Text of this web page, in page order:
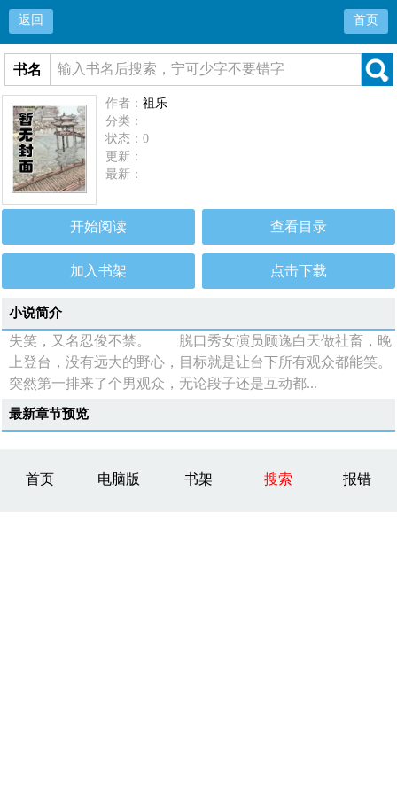
返回 首页
书名
作者：祖乐
分类：
状态：0
更新：
最新：
开始阅读 查看目录
加入书架 点击下载
小说简介
失笑，又名忍俊不禁。 脱口秀女演员顾逸白天做社畜，晚
上登台，没有远大的野心，目标就是让台下所有观众都能笑。
突然第一排来了个男观众，无论段子还是互动都...
最新章节预览
首页 电脑版 书架 搜索 报错